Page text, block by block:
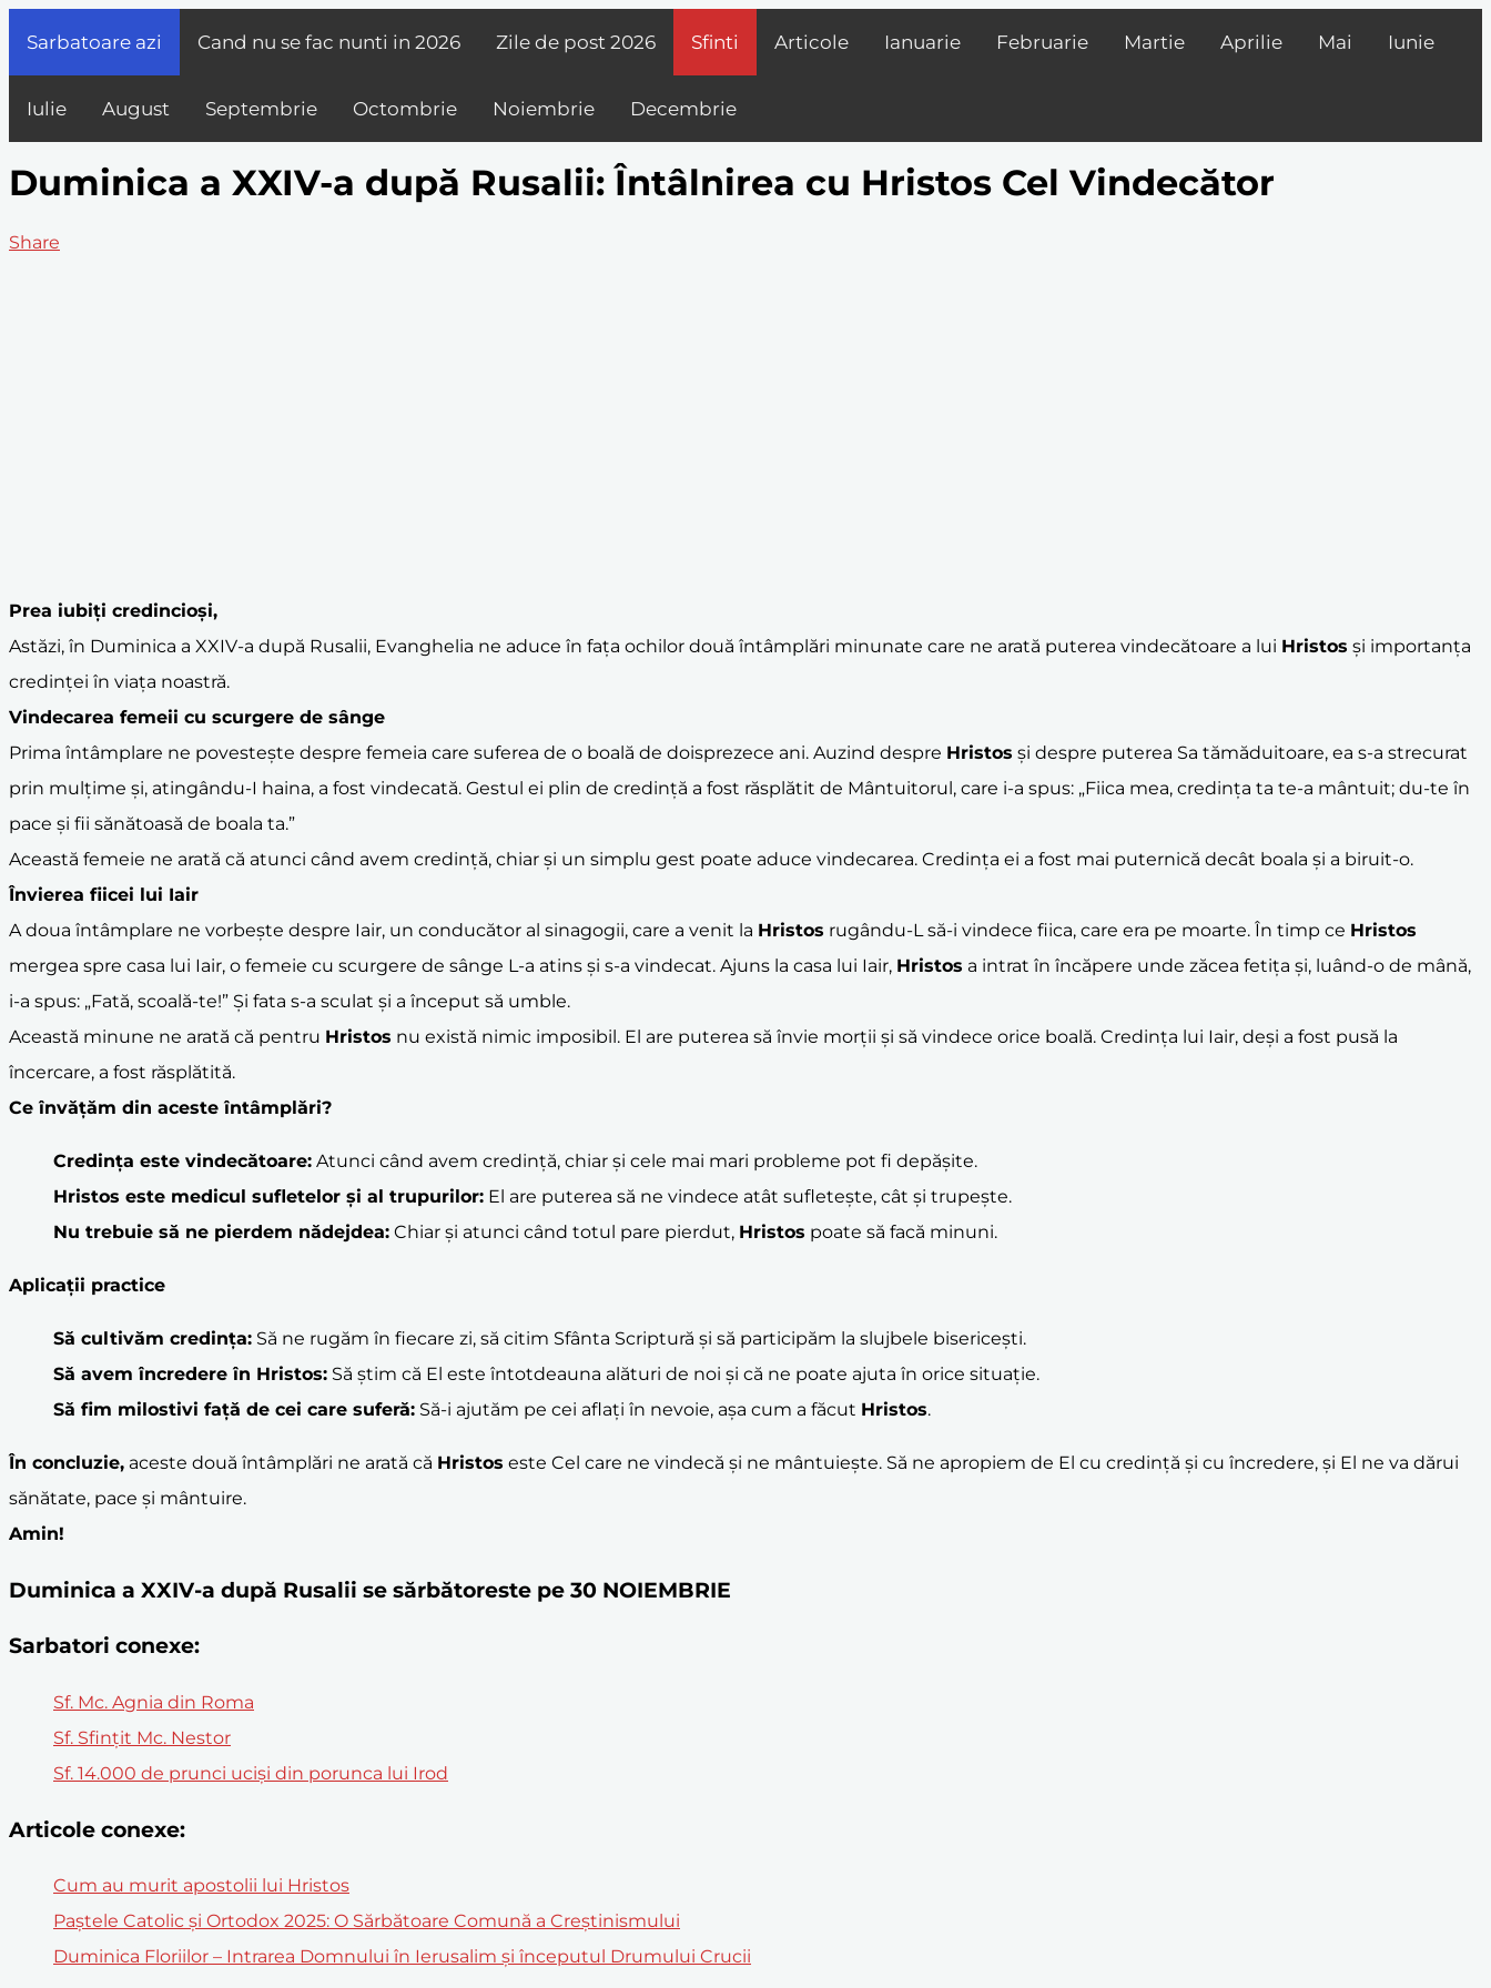
Sarbatoare azi Cand nu se fac nunti in 2026 Zile de post 2026 Sfinti Articole Ianuarie Februarie Martie Aprilie Mai Iunie
Iulie August Septembrie Octombrie Noiembrie Decembrie
Duminica a XXIV-a după Rusalii: Întâlnirea cu Hristos Cel Vindecător
Share
Prea iubiți credincioși,
Astăzi, în Duminica a XXIV-a după Rusalii, Evanghelia ne aduce în fața ochilor două întâmplări minunate care ne arată puterea vindecătoare a lui Hristos și importanța
credinței în viața noastră.
Vindecarea femeii cu scurgere de sânge
Prima întâmplare ne povestește despre femeia care suferea de o boală de doisprezece ani. Auzind despre Hristos și despre puterea Sa tămăduitoare, ea s-a strecurat
prin mulțime și, atingându-I haina, a fost vindecată. Gestul ei plin de credință a fost răsplătit de Mântuitorul, care i-a spus: „Fiica mea, credința ta te-a mântuit; du-te în
pace și fii sănătoasă de boala ta.”
Această femeie ne arată că atunci când avem credință, chiar și un simplu gest poate aduce vindecarea. Credința ei a fost mai puternică decât boala și a biruit-o.
Învierea fiicei lui Iair
A doua întâmplare ne vorbește despre Iair, un conducător al sinagogii, care a venit la Hristos rugându-L să-i vindece fiica, care era pe moarte. În timp ce Hristos
mergea spre casa lui Iair, o femeie cu scurgere de sânge L-a atins și s-a vindecat. Ajuns la casa lui Iair, Hristos a intrat în încăpere unde zăcea fetița și, luând-o de mână,
i-a spus: „Fată, scoală-te!” Și fata s-a sculat și a început să umble.
Această minune ne arată că pentru Hristos nu există nimic imposibil. El are puterea să învie morții și să vindece orice boală. Credința lui Iair, deși a fost pusă la
încercare, a fost răsplătită.
Ce învățăm din aceste întâmplări?
Credința este vindecătoare: Atunci când avem credință, chiar și cele mai mari probleme pot fi depășite.
Hristos este medicul sufletelor și al trupurilor: El are puterea să ne vindece atât sufletește, cât și trupește.
Nu trebuie să ne pierdem nădejdea: Chiar și atunci când totul pare pierdut, Hristos poate să facă minuni.
Aplicații practice
Să cultivăm credința: Să ne rugăm în fiecare zi, să citim Sfânta Scriptură și să participăm la slujbele bisericești.
Să avem încredere în Hristos: Să știm că El este întotdeauna alături de noi și că ne poate ajuta în orice situație.
Să fim milostivi față de cei care suferă: Să-i ajutăm pe cei aflați în nevoie, așa cum a făcut Hristos.
În concluzie, aceste două întâmplări ne arată că Hristos este Cel care ne vindecă și ne mântuiește. Să ne apropiem de El cu credință și cu încredere, și El ne va dărui
sănătate, pace și mântuire.
Amin!
Duminica a XXIV-a după Rusalii se sărbătoreste pe 30 NOIEMBRIE
Sarbatori conexe:
Sf. Mc. Agnia din Roma
Sf. Sfinţit Mc. Nestor
Sf. 14.000 de prunci uciși din porunca lui Irod
Articole conexe:
Cum au murit apostolii lui Hristos
Paștele Catolic și Ortodox 2025: O Sărbătoare Comună a Creștinismului
Duminica Floriilor – Intrarea Domnului în Ierusalim și începutul Drumului Crucii